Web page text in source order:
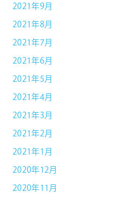
2021年9月
2021年8月
2021年7月
2021年6月
2021年5月
2021年4月
2021年3月
2021年2月
2021年1月
2020年12月
2020年11月